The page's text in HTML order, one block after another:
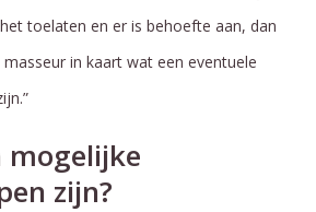
toelaten en er is behoefte aan, dan
in kaart wat een eventuele
zijn?